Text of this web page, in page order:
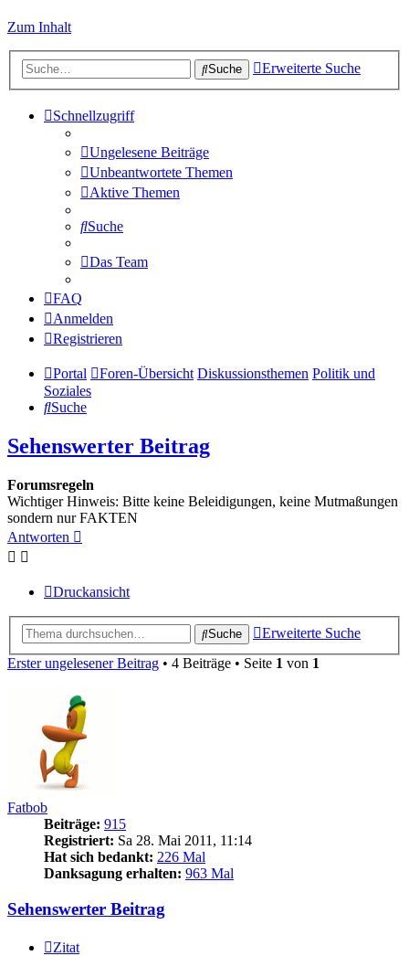
Zum Inhalt
Suche Erweiterte Suche
Schnellzugriff
Ungelesene Beiträge
Unbeantwortete Themen
Aktive Themen
Suche
Das Team
FAQ
Anmelden
Registrieren
Portal Foren-Übersicht Diskussionsthemen Politik und
Soziales
Suche
Sehenswerter Beitrag
Forumsregeln
Wichtiger Hinweis: Bitte keine Beleidigungen, keine Mutmaßungen
sondern nur FAKTEN
Antworten
Druckansicht
Suche
Erweiterte Suche
Erster ungelesener Beitrag • 4 Beiträge • Seite 1 von 1
Fatbob
Beiträge: 915
Registriert: Sa 28. Mai 2011, 11:14
Hat sich bedankt: 226 Mal
Danksagung erhalten: 963 Mal
Sehenswerter Beitrag
Zitat